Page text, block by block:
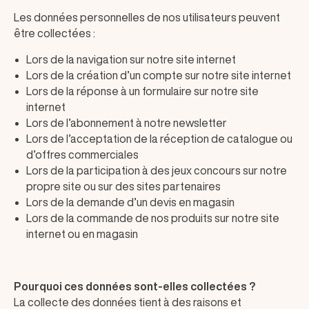
Les données personnelles de nos utilisateurs peuvent
être collectées :
Lors de la navigation sur notre site internet
Lors de la création d’un compte sur notre site internet
Lors de la réponse à un formulaire sur notre site
internet
Lors de l’abonnement à notre newsletter
Lors de l’acceptation de la réception de catalogue ou
d’offres commerciales
Lors de la participation à des jeux concours sur notre
propre site ou sur des sites partenaires
Lors de la demande d’un devis en magasin
Lors de la commande de nos produits sur notre site
internet ou en magasin
Pourquoi ces données sont-elles collectées ?
La collecte des données tient à des raisons et